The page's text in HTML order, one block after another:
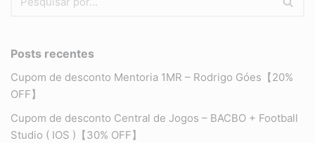
Posts recentes
Cupom de desconto Mentoria 1MR – Rodrigo Góes【20%
OFF】
Cupom de desconto Central de Jogos – BACBO + Football
Studio ( IOS )【30% OFF】